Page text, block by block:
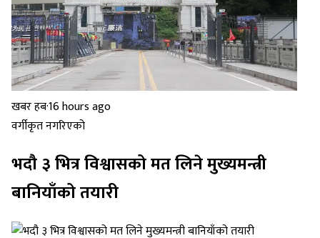
खबर हब·16 hours ago
वर्गीकृत नगरिएको
भदौ ३ भित्र विश्वासको मत लिने मुख्यमन्त्री
बानियाँको तयारी